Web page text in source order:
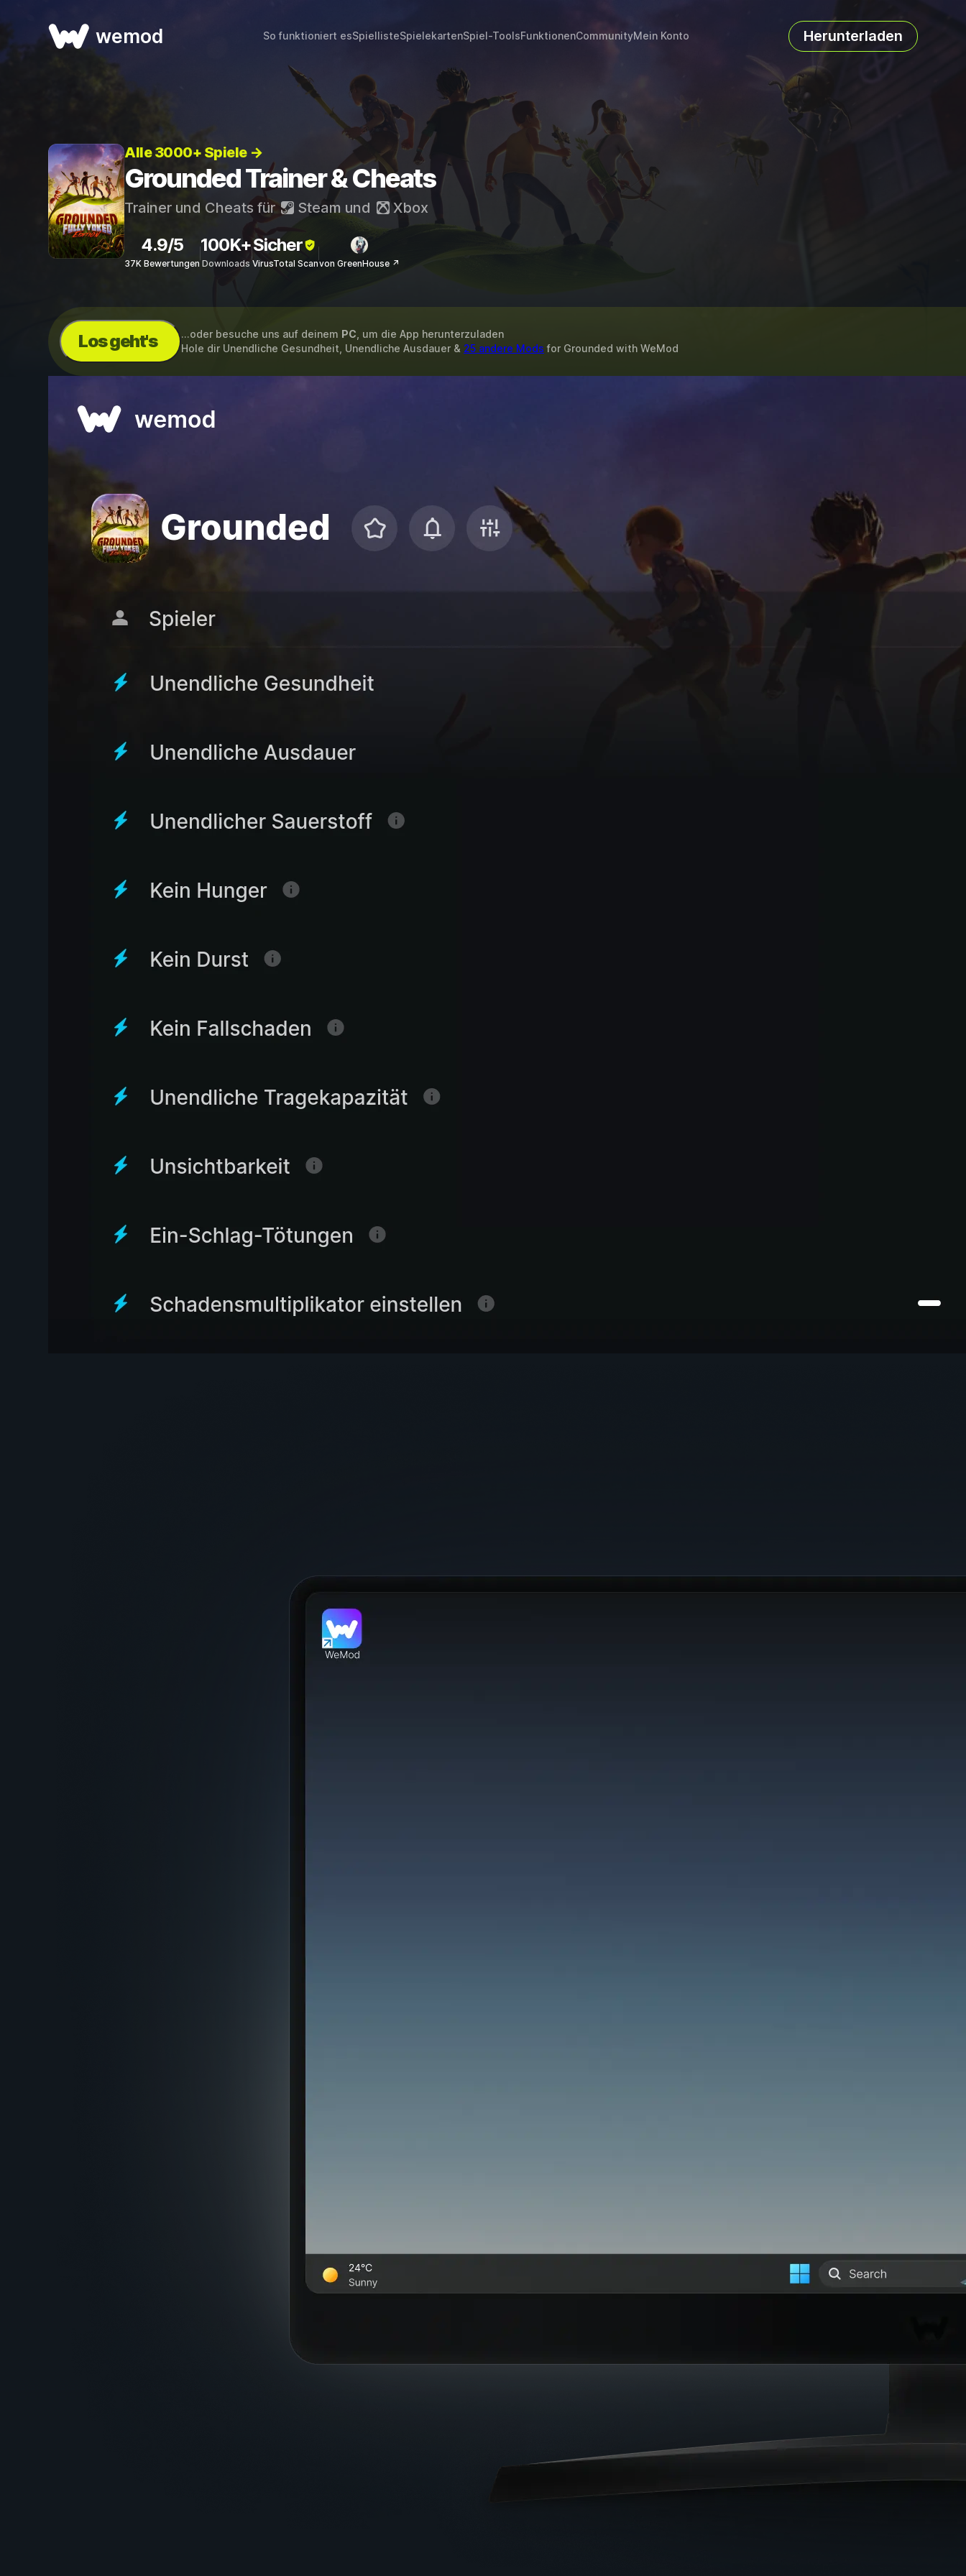
wemod So funktioniert esSpiellisteSpielekartenSpiel-ToolsFunktionenCommunityMein Konto Herunterladen
Alle 3000+ Spiele →
Grounded Trainer & Cheats
Trainer und Cheats für Steam und Xbox
4.9/5
37K Bewertungen
100K+
Downloads
Sicher
VirusTotal Scanvon GreenHouse ↗
Los geht's ...oder besuche uns auf deinem PC , um die App herunterzuladen
Hole dir Unendliche Gesundheit, Unendliche Ausdauer & 25 andere Mods for Grounded with WeMod